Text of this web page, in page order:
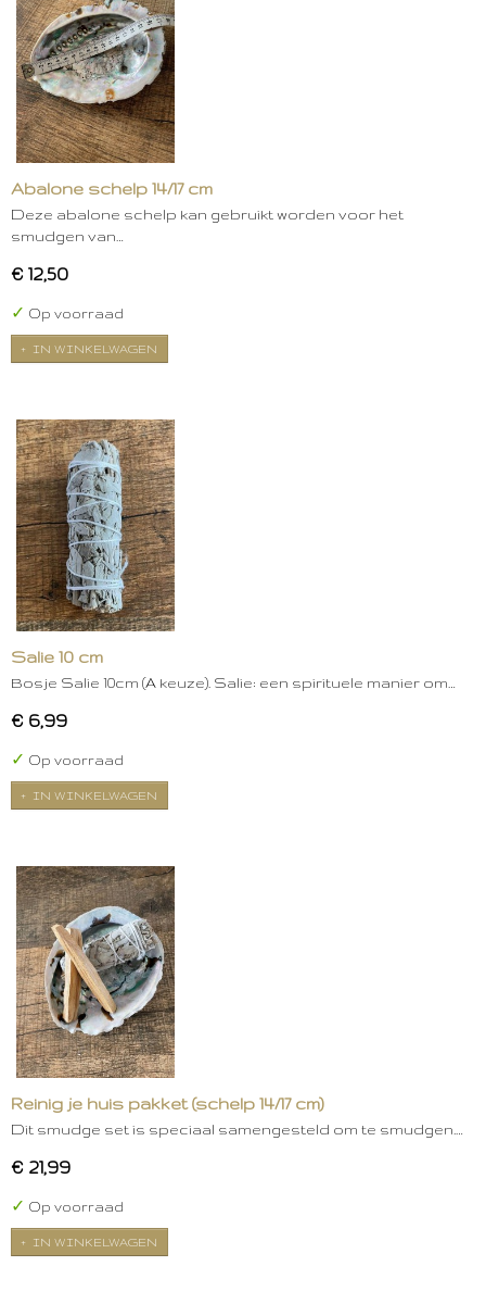
Abalone schelp 14/17 cm
Deze abalone schelp kan gebruikt worden voor het
smudgen van…
€ 12,50
✓ Op voorraad
IN WINKELWAGEN
Salie 10 cm
Bosje Salie 10cm (A keuze). Salie: een spirituele manier om…
€ 6,99
✓ Op voorraad
IN WINKELWAGEN
Reinig je huis pakket (schelp 14/17 cm)
Dit smudge set is speciaal samengesteld om te smudgen.…
€ 21,99
✓ Op voorraad
IN WINKELWAGEN